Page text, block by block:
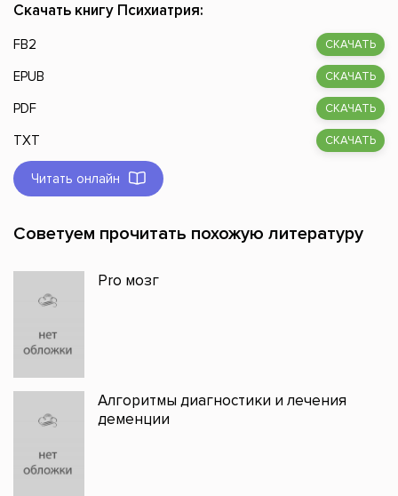
Скачать книгу Психиатрия:
FB2 СКАЧАТЬ
EPUB СКАЧАТЬ
PDF СКАЧАТЬ
TXT СКАЧАТЬ
Читать онлайн
Советуем прочитать похожую литературу
Pro мозг
Алгоритмы диагностики и лечения
деменции